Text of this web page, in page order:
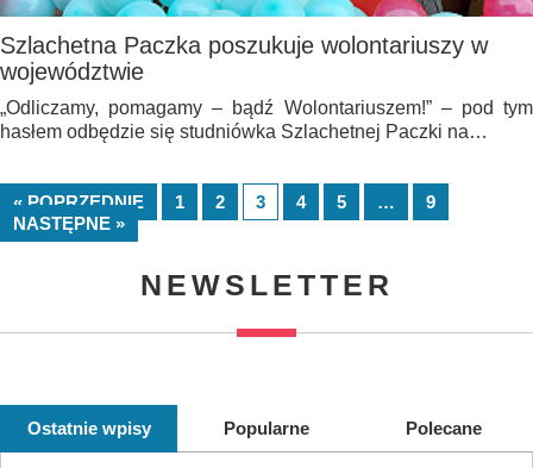
Szlachetna Paczka poszukuje wolontariuszy w
województwie
„Odliczamy, pomagamy – bądź Wolontariuszem!” – pod tym
hasłem odbędzie się studniówka Szlachetnej Paczki na…
« POPRZEDNIE 1 2 3 4 5 …
9
NASTĘPNE »
NEWSLETTER
Ostatnie wpisy Popularne Polecane